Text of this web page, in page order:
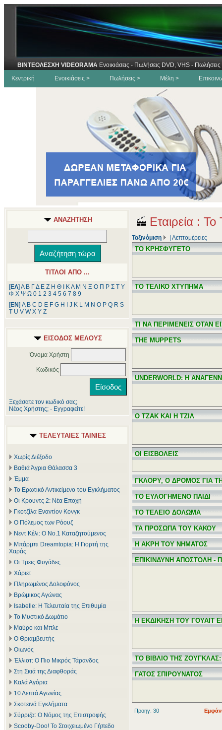
ΒΙΝΤΕΟΛΕΣΧΗ VIDEORAMA Ενοικιάσεις - Πωλήσεις DVD, VHS -
Κεντρική
Ενοικιάσεις > Πωλήσεις > Μέλη >
ΑΝΑΖΗΤΗΣΗ
ΤΙΤΛΟΙ ΑΠΟ ...
[ΕΛ] Α Β ΓΔ Ε Ζ Η Θ ΚΛ Μ Ν Ξ Ο Π Ρ Σ Τ Υ
Φ Χ Ψ Ω 0 1 2 3 4 5 6 7 8 9
[ΕΝ] A B C D E F G H J K L M N O P Q R S
T U V W X Y Z
ΕΙΣΟΔΟΣ ΜΕΛΟΥΣ
Όνομα Χρήστη
Κωδικός
Ξεχάσατε τον κωδικό σας;
Νέος Χρήστης; - Εγγραφείτε!
ΤΕΛΕΥΤΑΙΕΣ ΤΑΙΝΙΕΣ
Χωρίς Διέξοδο
Βαθιά Άγρια Θάλασσα 3
Έμμα
Το Ερωτικό Αντικείμενο του Εγκλήματος
Οι Κρουντς 2: Νέα Εποχή
Γκοτζίλα Εναντίον Κονγκ
Ο Πόλεμος των Ρόουζ
Νεντ Κέλι: Ο Νο.1 Καταζητούμενος
Μπάρμπι Dreamtopia: Η Γιορτή της
Χαράς
Οι Τρεις Φυγάδες
Χάριετ
Πληρωμένος Δολοφόνος
Βρώμικος Αγώνας
Isabelle: Η Τελευταία της Επιθυμία
Το Μυστικό Δωμάτιο
Μαύρο και Μπλε
Ο Θριαμβευτής
Οιωνός
Έλλιοτ: Ο Πιο Μικρός Τάρανδος
Στη Σκιά της Διαφθοράς
Καλά Αγόρια
10 Λεπτά Αγωνίας
Σκοτεινά Εγκλήματα
Σύρριζα: Ο Νόμος της Επιστροφής
Scooby-Doo! Το Στοιχειωμένο Γήπεδο
Εταιρεία :
Ταξινόμιση Λεπτομέρειες
ΤΟ ΚΡΗΣΦΥΓΕΤΟ
ΤΟ ΤΕΛΙΚΟ ΧΤΥΠΗΜΑ
ΤΙ ΝΑ ΠΕΡΙΜΕΝΕΙΣ ΟΤΑΝ
THE MUPPETS
UNDERWORLD: Η
Ο ΤΖΑΚ ΚΑΙ Η ΤΖΙΛ
ΟΙ ΕΙΣΒΟΛΕΙΣ
ΓΚΛΟΡΥ, Ο ΔΡΟΜΟΣ ΓΙΑ
ΤΟ ΕΥΛΟΓΗΜΕΝΟ ΠΑΙΔΙ
ΤΟ ΤΕΛΕΙΟ ΔΟΛΩΜΑ
ΤΑ ΠΡΟΣΩΠΑ ΤΟΥ ΚΑΚΟΥ
Η ΑΚΡΗ ΤΟΥ ΝΗΜΑΤΟΣ
ΕΠΙΚΙΝΔΥΝΗ ΑΠΟΣΤΟΛΗ
Η ΕΚΔΙΚΗΣΗ ΤΟΥ ΓΟΥΑΙΤ
ΤΟ ΒΙΒΛΙΟ ΤΗΣ
ΓΑΤΟΣ ΣΠΙΡΟΥΝΑΤΟΣ
Προηγ. 30